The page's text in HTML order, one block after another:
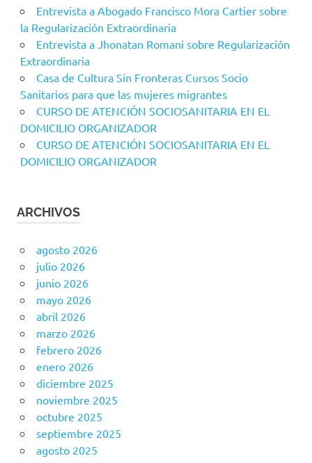
Entrevista a Abogado Francisco Mora Cartier sobre
la Regularización Extraordinaria
Entrevista a Jhonatan Romani sobre Regularización
Extraordinaria
Casa de Cultura Sin Fronteras Cursos Socio
Sanitarios para que las mujeres migrantes
CURSO DE ATENCIÓN SOCIOSANITARIA EN EL
DOMICILIO ORGANIZADOR
CURSO DE ATENCIÓN SOCIOSANITARIA EN EL
DOMICILIO ORGANIZADOR
ARCHIVOS
agosto 2026
julio 2026
junio 2026
mayo 2026
abril 2026
marzo 2026
febrero 2026
enero 2026
diciembre 2025
noviembre 2025
octubre 2025
septiembre 2025
agosto 2025